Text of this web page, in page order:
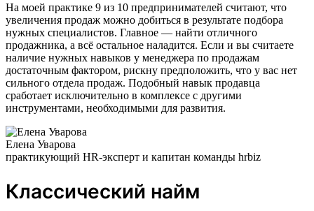
На моей практике 9 из 10 предпринимателей считают, что
увеличения продаж можно добиться в результате подбора
нужных специалистов. Главное — найти отличного
продажника, а всё остальное наладится. Если и вы считаете
наличие нужных навыков у менеджера по продажам
достаточным фактором, рискну предположить, что у вас нет
сильного отдела продаж. Подобный навык продавца
сработает исключительно в комплексе с другими
инструментами, необходимыми для развития.
Елена Уварова
практикующий HR-эксперт и капитан команды hrbiz
Классический найм